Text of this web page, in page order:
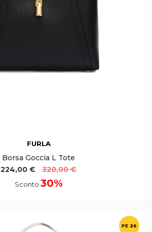
FURLA
Borsa Goccia L Tote
224,00 €
320,00 €
Sconto 30%
PE 26